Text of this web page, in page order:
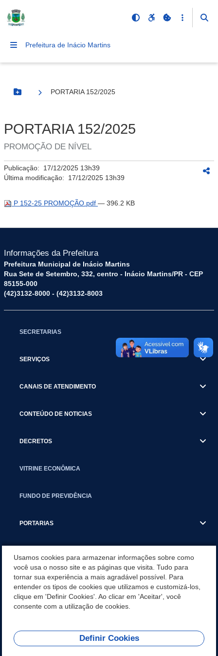
Prefeitura de Inácio Martins
Botão Menu
PORTARIA 152/2025
PORTARIA 152/2025
PROMOÇÃO DE NÍVEL
Publicação: 17/12/2025 13h39
Última modificação: 17/12/2025 13h39
P 152-25 PROMOÇÃO.pdf — 396.2 KB
Informações da Prefeitura
Prefeitura Municipal de Inácio Martins
Rua Sete de Setembro, 332, centro - Inácio Martins/PR - CEP
85155-000
(42)3132-8000 - (42)3132-8003
SECRETARIAS
SERVIÇOS
CANAIS DE ATENDIMENTO
CONTEÚDO DE NOTICIAS
DECRETOS
VITRINE ECONÔMICA
FUNDO DE PREVIDÊNCIA
PORTARIAS
CONCURSO/PSS/CONVOCAÇÃO
INCENTIVOS PÚBLICOS À PROJETOS CULTURAIS - INÁCIO
MARTINS PR
REDES SOCIAIS
Usamos cookies para armazenar informações sobre como
você usa o nosso site e as páginas que visita. Tudo para
tornar sua experiência a mais agradável possível. Para
entender os tipos de cookies que utilizamos e customizá-los,
clique em 'Definir Cookies'. Ao clicar em 'Aceitar', você
consente com a utilização de cookies.
Definir Cookies